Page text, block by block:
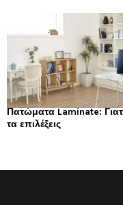
Πατώματα Laminate:
τα επιλέξεις